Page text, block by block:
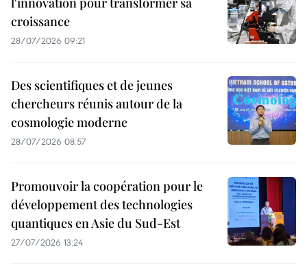
croissance
28/07/2026 09:21
Des scientifiques et de jeunes
chercheurs réunis autour de la
cosmologie moderne
28/07/2026 08:57
Promouvoir la coopération pour le
développement des technologies
quantiques en Asie du Sud-Est
27/07/2026 13:24